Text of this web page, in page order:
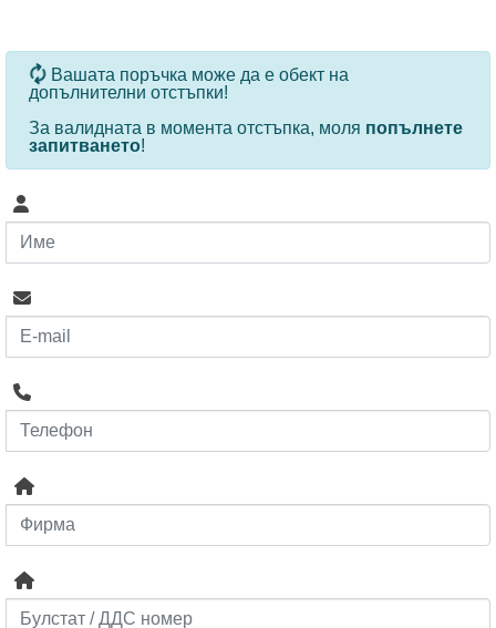
За определени продукти и количества се ползват
Вашата поръчка може да е обект на
допълнителни отстъпки!
За валидната в момента отстъпка, моля попълнете
запитването!